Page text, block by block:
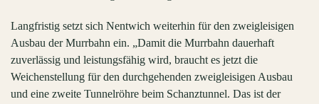
Langfristig setzt sich Nentwich weiterhin für den zweigleisigen
Ausbau der Murrbahn ein. „Damit die Murrbahn dauerhaft
zuverlässig und leistungsfähig wird, braucht es jetzt die
Weichenstellung für den durchgehenden zweigleisigen Ausbau
und eine zweite Tunnelröhre beim Schanztunnel. Das ist der